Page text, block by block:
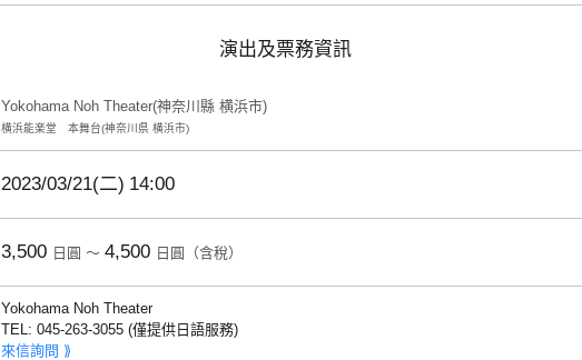
演出及票務資訊
Yokohama Noh Theater(神奈川縣 横浜市)
横浜能楽堂 本舞台(神奈川県 横浜市)
2023/03/21(二) 14:00
3,500 日圓 ～ 4,500 日圓（含稅）
Yokohama Noh Theater
TEL: 045-263-3055 (僅提供日語服務)
來信詢問 ⟫